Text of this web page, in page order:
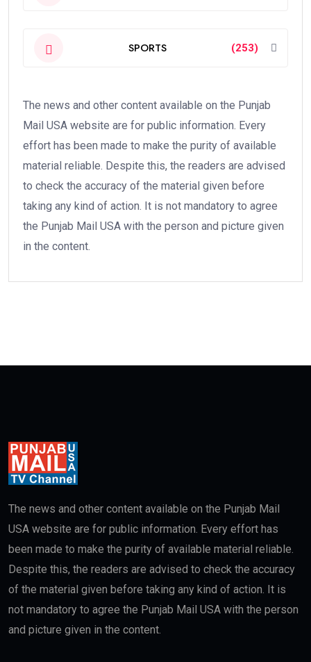
SPORTS (253)
The news and other content available on the Punjab
Mail USA website are for public information. Every
effort has been made to make the purity of available
material reliable. Despite this, the readers are advised
to check the accuracy of the material given before
taking any kind of action. It is not mandatory to agree
the Punjab Mail USA with the person and picture given
in the content.
The news and other content available on the Punjab Mail
USA website are for public information. Every effort has
been made to make the purity of available material reliable.
Despite this, the readers are advised to check the accuracy
of the material given before taking any kind of action. It is
not mandatory to agree the Punjab Mail USA with the person
and picture given in the content.